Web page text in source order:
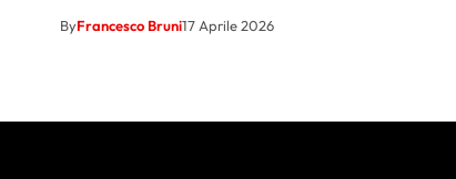
ByFrancesco Bruni17 Aprile 2026